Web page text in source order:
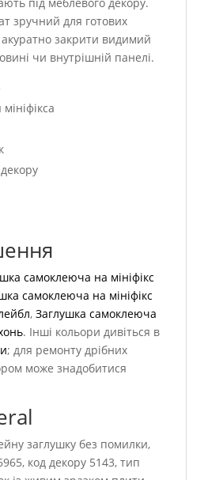
зручний для готових
акуратно закрити видимий
чи внутрішній панелі.
самоклеюча на мініфікс
самоклеюча на мініфікс
,Заглушка самоклеюча
. Інші кольори дивіться в
; для ремонту дрібних
може знадобитися
заглушку без помилки,
код декору 5143, тип